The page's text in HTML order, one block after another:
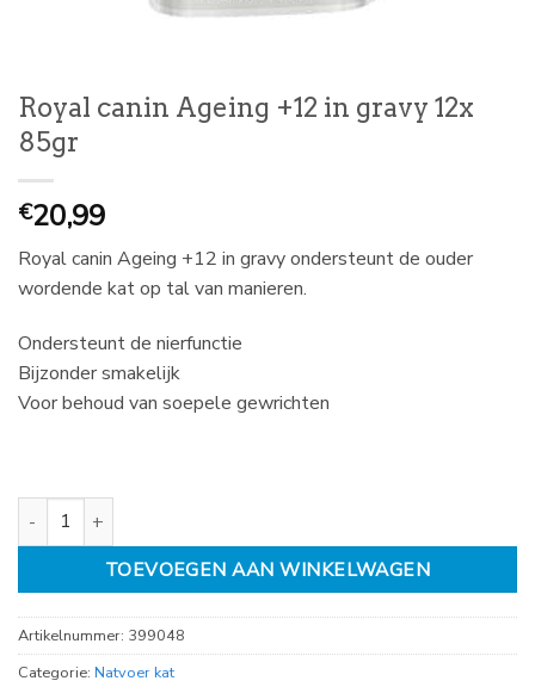
Royal canin Ageing +12 in gravy 12x
85gr
€20,99
Royal canin Ageing +12 in gravy ondersteunt de ouder
wordende kat op tal van manieren.
Ondersteunt de nierfunctie
Bijzonder smakelijk
Voor behoud van soepele gewrichten
Royal canin Ageing +12 in gravy 12x 85gr aantal
TOEVOEGEN AAN WINKELWAGEN
Artikelnummer: 399048
Categorie: Natvoer kat